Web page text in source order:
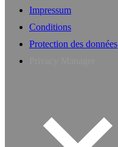
Impressum
Conditions
Protection des données